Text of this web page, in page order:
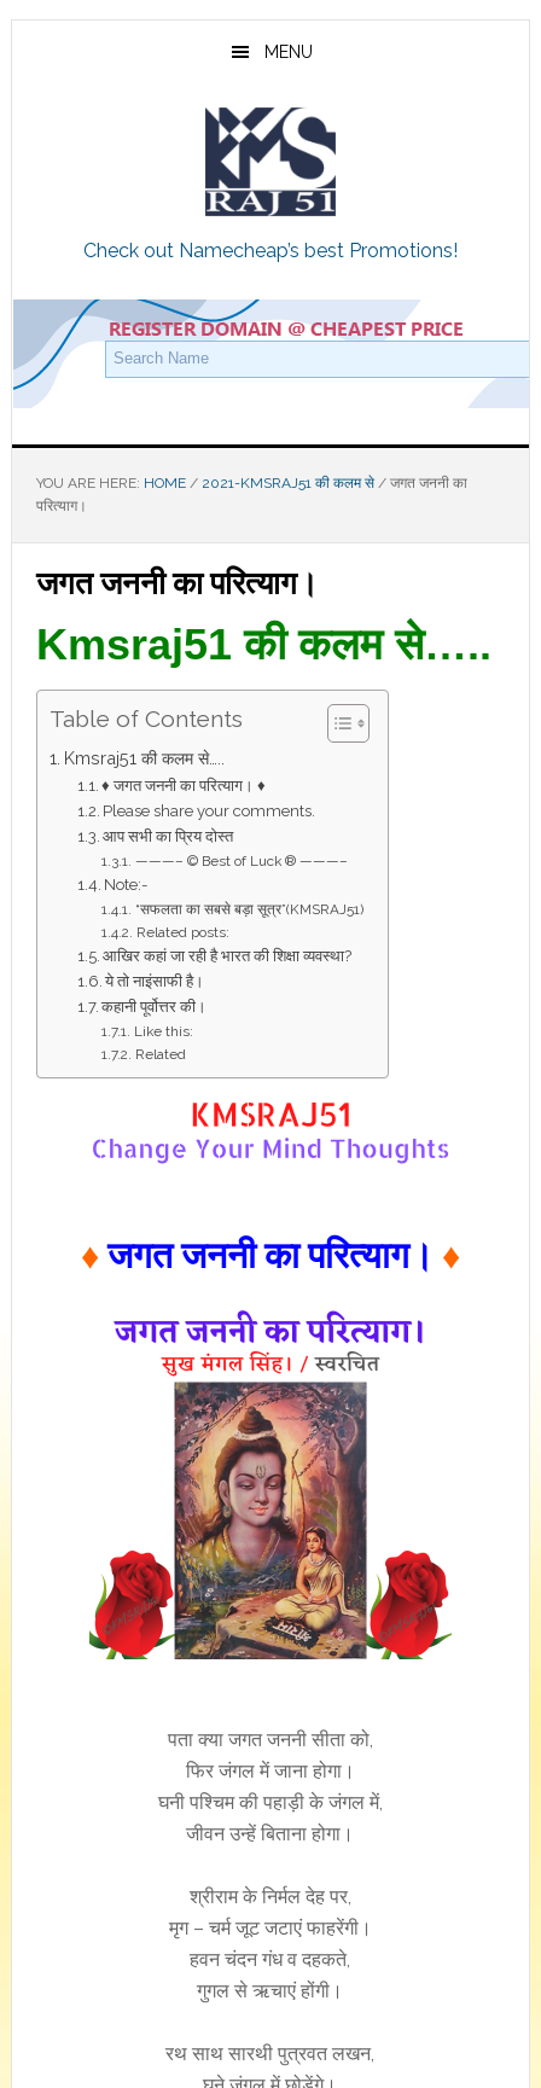
Skip
Skip
Skip
MENU
Check out Namecheap’s best Promotions!
YOU ARE HERE: HOME / 2021-KMSRAJ51 की कलम से /जगत जननी का
परित्याग।
जगत जननी का परित्याग।
Kmsraj51 की कलम से…..
Table of Contents
Kmsraj51 की कलम से…..
♦ जगत जननी का परित्याग। ♦
Please share your comments.
आप सभी का प्रिय दोस्त
———– © Best of Luck ® ———–
Note:-
“सफलता का सबसे बड़ा सूत्र”(KMSRAJ51)
Related posts:
आखिर कहां जा रही है भारत की शिक्षा व्यवस्था?
ये तो नाइंसाफी है।
कहानी पूर्वोत्तर की।
Like this:
Related
♦ जगत जननी का परित्याग। ♦
पता क्या जगत जननी सीता को,
फिर जंगल में जाना होगा।
घनी पश्चिम की पहाड़ी के जंगल में,
जीवन उन्हें बिताना होगा।
श्रीराम के निर्मल देह पर,
मृग – चर्म जूट जटाएं फाहरेंगी।
हवन चंदन गंध व दहकते,
गुगल से ऋचाएं होंगी।
रथ साथ सारथी पुत्रवत लखन,